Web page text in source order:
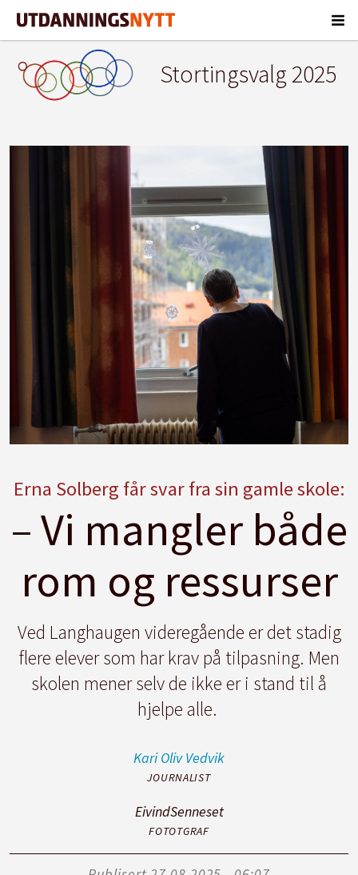
Stortingsvalg 2025
Erna Solberg får svar fra sin gamle skole:
– Vi mangler både
rom og ressurser
Ved Langhaugen videregående er det stadig
flere elever som har krav på tilpasning. Men
skolen mener selv de ikke er i stand til å
hjelpe alle.
Kari Oliv Vedvik
JOURNALIST
EivindSenneset
FOTOTGRAF